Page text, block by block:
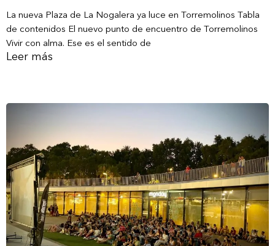
La nueva Plaza de La Nogalera ya luce en Torremolinos Tabla
de contenidos El nuevo punto de encuentro de Torremolinos
Vivir con alma. Ese es el sentido de
Leer más